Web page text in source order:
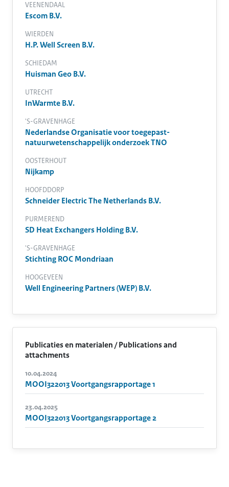
VEENENDAAL
Escom B.V.
WIERDEN
H.P. Well Screen B.V.
SCHIEDAM
Huisman Geo B.V.
UTRECHT
InWarmte B.V.
'S-GRAVENHAGE
Nederlandse Organisatie voor toegepast-
natuurwetenschappelijk onderzoek TNO
OOSTERHOUT
Nijkamp
HOOFDDORP
Schneider Electric The Netherlands B.V.
PURMEREND
SD Heat Exchangers Holding B.V.
'S-GRAVENHAGE
Stichting ROC Mondriaan
HOOGEVEEN
Well Engineering Partners (WEP) B.V.
Publicaties en materialen / Publications and
attachments
10.04.2024
MOOI322013 Voortgangsrapportage 1
23.04.2025
MOOI322013 Voortgangsrapportage 2